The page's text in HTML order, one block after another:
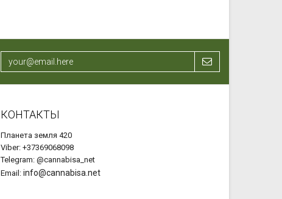
КОНТАКТЫ
Планета земля 420
Viber: +37369068098
Telegram: @cannabisa_net
Email: info@cannabisa.net